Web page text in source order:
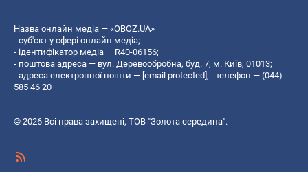
Назва онлайн медіа — «OBOZ.UA»
- суб'єкт у сфері онлайн медіа;
- ідентифікатор медіа — R40-06156;
- поштова адреса — вул. Деревообробна, буд. 7, м. Київ, 01013;
- адреса електронної пошти — [email protected]; - телефон — (044)
585 46 20
© 2026 Всі права захищені, ТОВ "Золота середина".